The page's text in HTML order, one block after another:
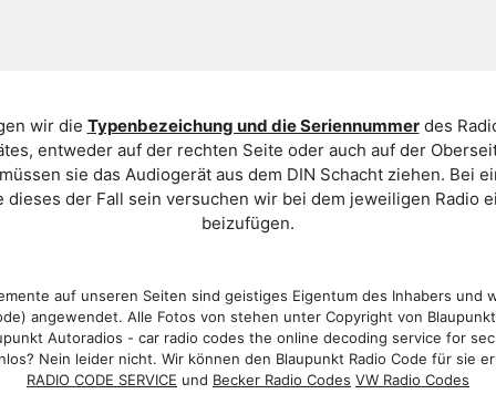
wir die Typenbezeichung und die Seriennummerdes
entweder auf der rechten Seite oder auch auf der
sie das Audiogerät aus dem DIN Schacht ziehen. Bei
der Fall sein versuchen wir bei dem jeweiligen Radio
beizufügen.
auf unseren Seiten sind geistiges Eigentum des Inhabers und
angewendet. Alle Fotos von stehen unter Copyright von
Autoradios - car radio codes the online decoding service for
Nein leider nicht. Wir können den Blaupunkt Radio Code für sie
RADIO CODE SERVICE und Becker Radio Codes VW Radio Codes